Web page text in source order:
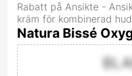
Rabatt på Ansikte -
kräm för kombinerad hud
Natura Bissé